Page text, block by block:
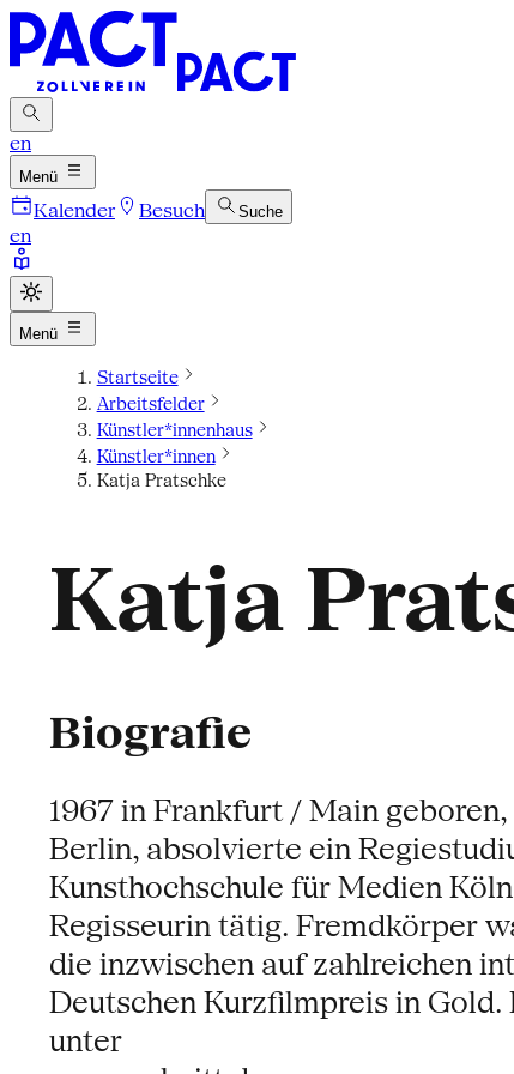
en
Menü
Kalender Besuch Suche
en
Menü
Startseite
Arbeitsfelder
Künstler*innenhaus
Künstler*innen
Katja Pratschke
Katja
Biografie
1967 in Frankfurt / Main
Berlin, absolvierte ein
Kunsthochschule für Medien
Regisseurin tätig. Fremdkörper
die inzwischen auf zahlreichen
Deutschen Kurzfilmpreis in
unter